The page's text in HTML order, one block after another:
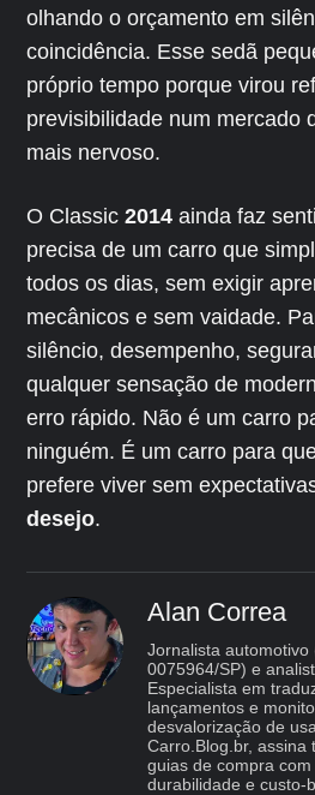
olhando o orçamento em
coincidência. Esse sedã
próprio tempo porque virou
previsibilidade num mercado
mais nervoso.
O Classic2014 ainda faz
precisa de um carro que
todos os dias, sem exigir
mecânicos e sem vaidade.
silêncio, desempenho,
qualquer sensação de
erro rápido. Não é um carro
ninguém. É um carro para
prefere viver sem
desejo.
Alan Correa
Jornalista automotivo
0075964/SP) e
Especialista em
lançamentos e
desvalorização de
Carro.Blog.br, assina
guias de compra com
durabilidade e custo-